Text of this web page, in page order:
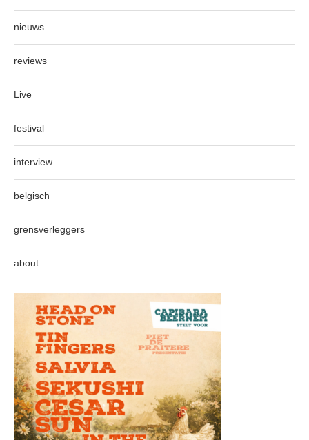
nieuws
reviews
Live
festival
interview
belgisch
grensverleggers
about